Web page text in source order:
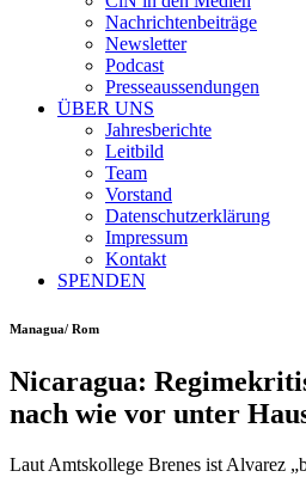
Nachrichtenbeiträge
Newsletter
Podcast
Presseaussendungen
ÜBER UNS
Jahresberichte
Leitbild
Team
Vorstand
Datenschutzerklärung
Impressum
Kontakt
SPENDEN
Managua/ Rom
Nicaragua:
nach wie vor unter
Laut Amtskollege Brenes ist Alvarez